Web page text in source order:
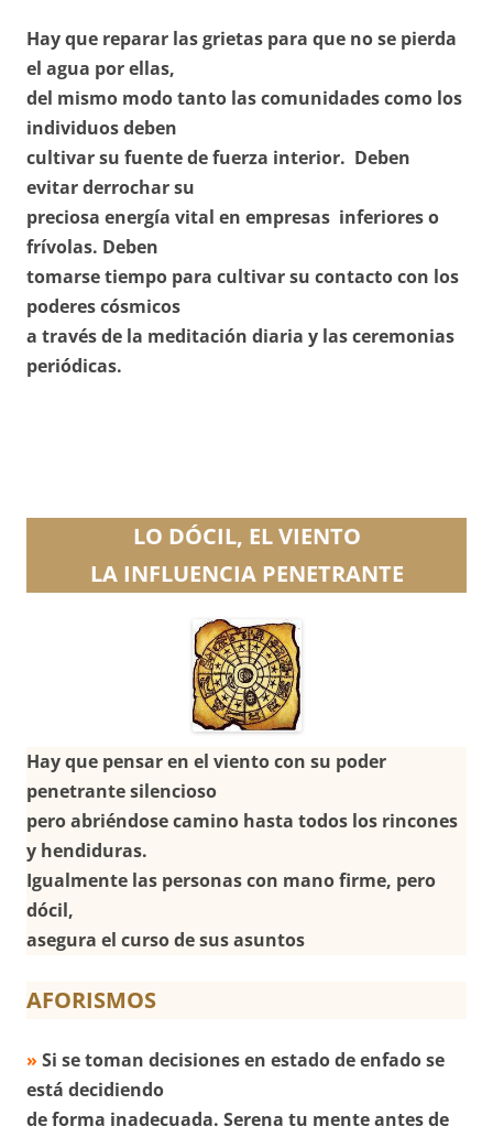
Hay que reparar las grietas para que no se pierda
el agua por ellas,
del mismo modo tanto las comunidades como los
individuos deben
cultivar su fuente de fuerza interior. Deben
evitar derrochar su
preciosa energía vital en empresas inferiores o
frívolas. Deben
tomarse tiempo para cultivar su contacto con los
poderes cósmicos
a través de la meditación diaria y las ceremonias
periódicas.
LO DÓCIL, EL VIENTO
LA INFLUENCIA PENETRANTE
Hay que pensar en el viento con su poder
penetrante silencioso
pero abriéndose camino hasta todos los rincones
y hendiduras.
Igualmente las personas con mano firme, pero
dócil,
asegura el curso de sus asuntos
AFORISMOS
» Si se toman decisiones en estado de enfado se
está decidiendo
de forma inadecuada. Serena tu mente antes de